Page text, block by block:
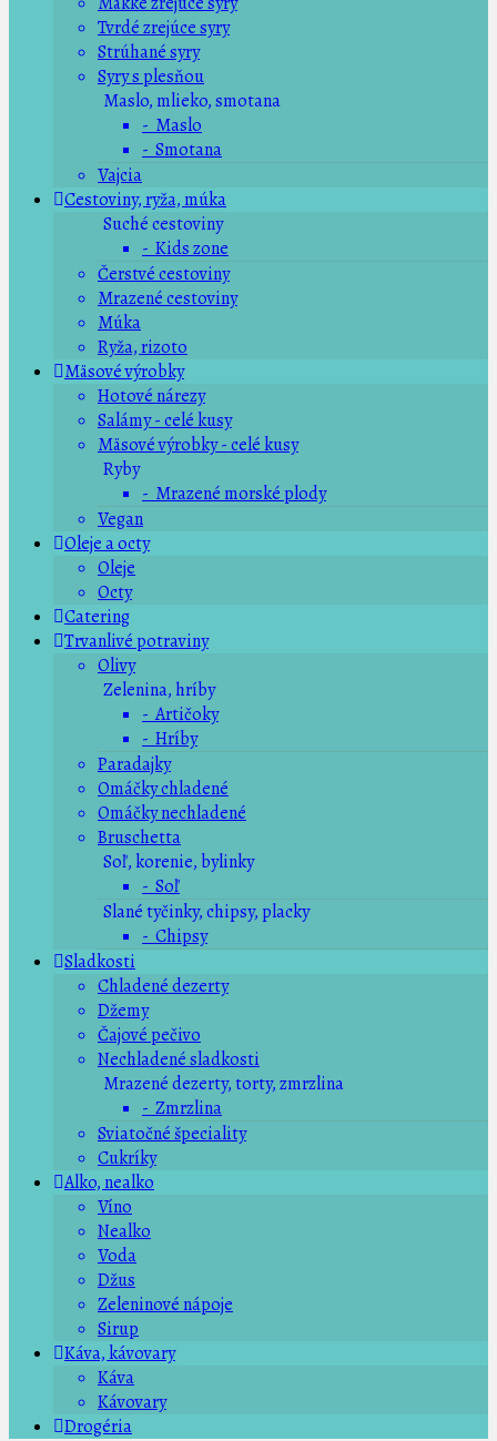
Tvrdé zrejúce syry
Strúhané syry
Syry s plesňou
Maslo, mlieko, smotana
- Maslo
- Smotana
Vajcia
Cestoviny, ryža, múka
Suché cestoviny
- Kids zone
Čerstvé cestoviny
Mrazené cestoviny
Múka
Ryža, rizoto
Mäsové výrobky
Hotové nárezy
Salámy - celé kusy
Mäsové výrobky - celé kusy
Ryby
- Mrazené morské plody
Vegan
Oleje a octy
Oleje
Octy
Catering
Trvanlivé potraviny
Olivy
Zelenina, hríby
- Artičoky
- Hríby
Paradajky
Omáčky chladené
Omáčky nechladené
Bruschetta
Soľ, korenie, bylinky
- Soľ
Slané tyčinky, chipsy, placky
- Chipsy
Sladkosti
Chladené dezerty
Džemy
Čajové pečivo
Nechladené sladkosti
Mrazené dezerty, torty, zmrzlina
- Zmrzlina
Sviatočné špeciality
Cukríky
Alko, nealko
Víno
Nealko
Voda
Džus
Zeleninové nápoje
Sirup
Káva, kávovary
Káva
Kávovary
Drogéria